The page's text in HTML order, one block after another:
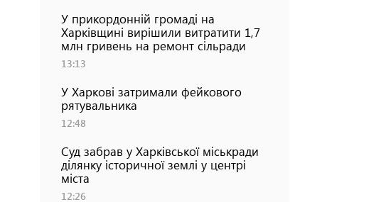
У прикордонній громаді на
Харківщині вирішили витратити 1,7
млн гривень на ремонт сільради
13:13
У Харкові затримали фейкового
рятувальника
12:48
Суд забрав у Харківської міськради
ділянку історичної землі у центрі
міста
12:26